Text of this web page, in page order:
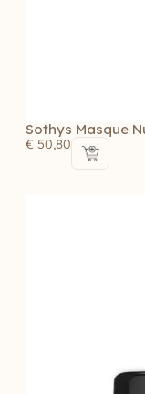
Sothys Masque
€ 50,80